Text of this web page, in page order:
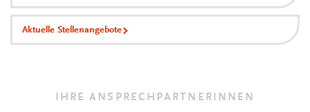
Aktuelle Stellenangebote
IHRE ANSPRECHPARTNERINNEN